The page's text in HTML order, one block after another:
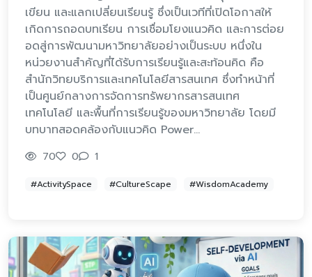
เขียน และแลกเปลี่ยนเรียนรู้ ซึ่งเป็นเวทีที่เปิดโอกาสให้
เกิดการถอดบทเรียน การเชื่อมโยงแนวคิด และการต่อย
อดสู่การพัฒนามหาวิทยาลัยอย่างเป็นระบบ หนึ่งใน
หน่วยงานสำคัญที่ได้รับการเรียนรู้และสะท้อนคิด คือ
สำนักวิทยบริการและเทคโนโลยีสารสนเทศ ซึ่งทำหน้าที่
เป็นศูนย์กลางการจัดการทรัพยากรสารสนเทศ
เทคโนโลยี และพื้นที่การเรียนรู้ของมหาวิทยาลัย โดยมี
บทบาทสอดคล้องกับแนวคิด Power…
70 0 1
#ActivitySpace #CultureScape #WisdomAcademy